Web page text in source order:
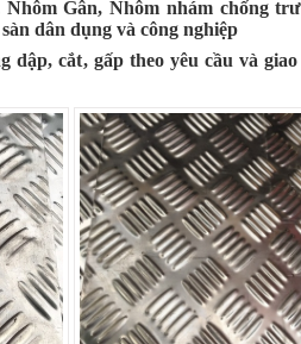
Gân, Nhôm nhám chống
dân dụng và công nghiệp
dập, cắt, gấp theo yêu cầu và